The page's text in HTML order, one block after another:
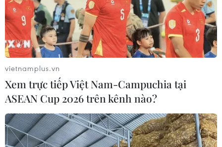
vietnamplus.vn
Xem trực tiếp Việt Nam-Campuchia tại
ASEAN Cup 2026 trên kênh nào?